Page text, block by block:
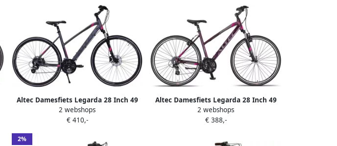
Altec Damesfiets Legarda 28 Inch 49
cm Dames 24V Hydraulische schijfrem
Antraciet
2 webshops
€ 410,-
Altec Damesfiets Legarda 28 Inch 49
cm Dames 24V V-Brakes Paars
2 webshops
€ 388,-
2%